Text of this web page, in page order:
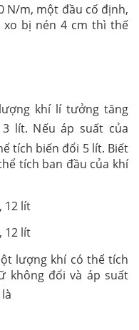
N/m, một đầu cố định,
xo bị nén 4 cm thì thế
khí lí tưởng tăng
lít. Nếu áp suất của
tích biến đổi 5 lít. Biết
tích ban đầu của khí
12 lít
12 lít
lượng khí có thể tích
không đổi và áp suất